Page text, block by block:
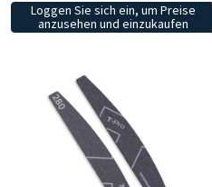
Loggen Sie sich ein, um Preise
anzusehen und einzukaufen